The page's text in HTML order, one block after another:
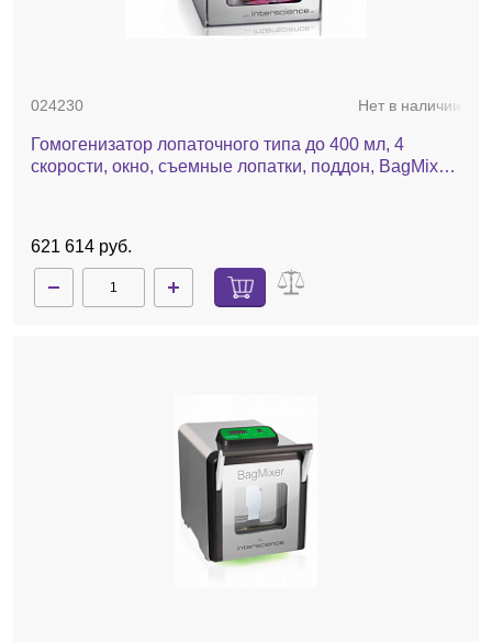
024230 Нет в наличии
Гомогенизатор лопаточного типа до 400 мл, 4
скорости, окно, съемные лопатки, поддон, BagMixer
621 614 руб.